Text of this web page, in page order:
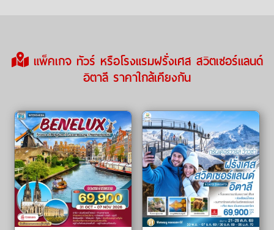
แพ็คเกจ ทัวร์ หรือโรงแรมฝรั่งเศส สวิตเซอร์แลนด์
อิตาลี ราคาใกล้เคียงกัน